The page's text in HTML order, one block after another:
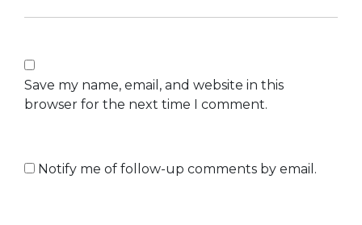
Save my name, email, and website in this
browser for the next time I comment.
Notify me of follow-up comments by email.